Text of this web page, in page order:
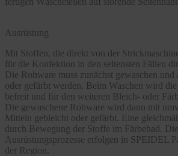
Ausrüstung
Mit Stoffen, die direkt von der
für die Konfektion in den seltensten Fällen
Die Rohware muss zunächst gewaschen und
oder gefärbt werden. Beim Waschen wird
befreit und für den weiteren Bleich- oder
Die gewaschene Rohware wird dann mit
Mitteln gebleicht oder gefärbt. Eine
durch Bewegung der Stoffe im Färbebad.
Ausrüstungsprozesse erfolgen in SPEIDEL
der Region.